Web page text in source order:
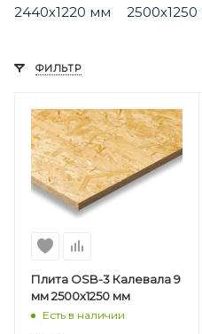
2440х1220 мм
ФИЛЬТР
Плита OSB-3 Калевала 9
мм 2500х1250 мм
Есть в наличии